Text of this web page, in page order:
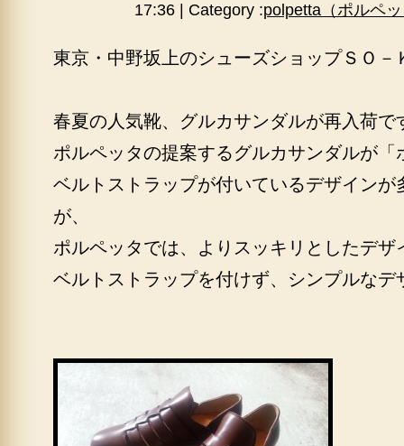
17:36 | Category :polpetta（ポルペ
東京・中野坂上のシューズショップＳＯ－
春夏の人気靴、グルカサンダルが再入荷で
ポルペッタの提案するグルカサンダルが「
ベルトストラップが付いているデザインが
が、
ポルペッタでは、よりスッキリとしたデザ
ベルトストラップを付けず、シンプルなデ